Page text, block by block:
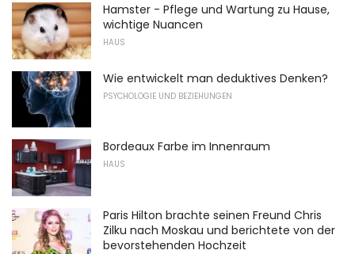
Hamster - Pflege und Wartung zu Hause,
wichtige Nuancen
HAUS
Wie entwickelt man deduktives Denken?
PSYCHOLOGIE UND BEZIEHUNGEN
Bordeaux Farbe im Innenraum
HAUS
Paris Hilton brachte seinen Freund Chris
Zilku nach Moskau und berichtete von der
bevorstehenden Hochzeit